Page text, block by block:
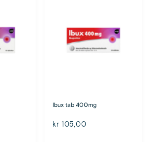
Ibux tab 400mg
kr 105,00